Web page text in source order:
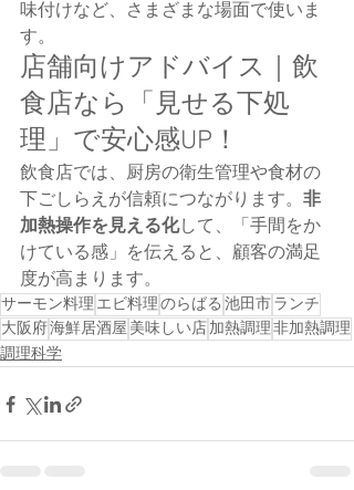
味付けなど、さまざまな場面で使いま
す。
店舗向けアドバイス｜飲
食店なら「見せる下処
理」で安心感UP！
飲食店では、厨房の衛生管理や食材の
下ごしらえが信頼につながります。 非
加熱操作を見える化して、「手間をか
けている感」を伝えると、顧客の満足
度が高まります。
サーモン料理エビ料理のらばる 池田市ランチ
大阪府海鮮居酒屋美味しい店加熱調理非加熱調理
調理科学